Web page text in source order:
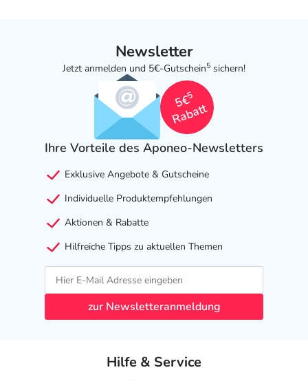
Newsletter
Jetzt anmelden und 5€-Gutschein5 sichern!
5€
5
Rabatt
Ihre Vorteile des Aponeo-Newsletters
Exklusive Angebote & Gutscheine
Individuelle Produktempfehlungen
Aktionen & Rabatte
Hilfreiche Tipps zu aktuellen Themen
zur Newsletteranmeldung
Hilfe & Service